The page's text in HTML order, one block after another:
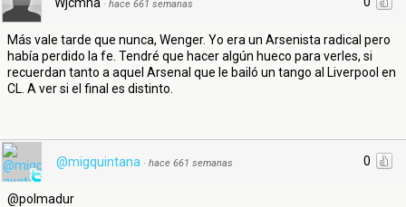
· hace 661 semanas
Más vale tarde que nunca, Wenger. Yo era un Arsenista radical pero
había perdido la fe. Tendré que hacer algún hueco para verles, si
recuerdan tanto a aquel Arsenal que le bailó un tango al Liverpool en
CL. A ver si el final es distinto.
0
@migquintana · hace 661 semanas
@polmadur